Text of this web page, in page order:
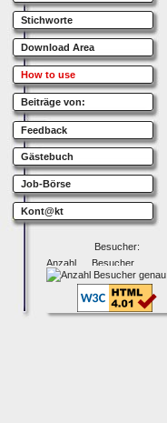
Besucher:
Stichworte
Download Area
How to use
Beiträge von:
Feedback
Gästebuch
Job-Börse
Kont@kt